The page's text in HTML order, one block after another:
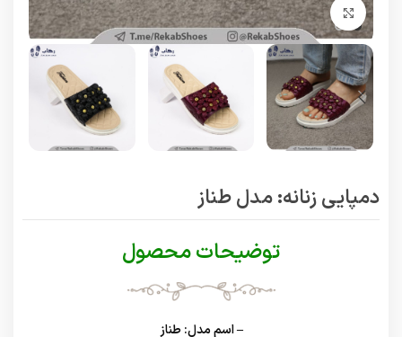
برای بزرگنمایی کلیک کنید
دمپایی زنانه: مدل طناز
توضیحات محصول
– اسم مدل: طناز